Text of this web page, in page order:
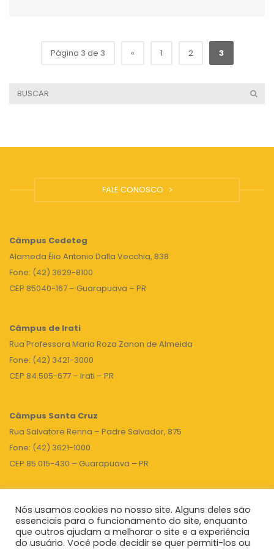
Página 3 de 3 « 1 2 3
FALE CONOSCO
Câmpus Cedeteg
Alameda Élio Antonio Dalla Vecchia, 838
Fone: (42) 3629-8100
CEP 85040-167 – Guarapuava – PR
Câmpus de Irati
Rua Professora Maria Roza Zanon de Almeida
Fone: (42) 3421-3000
CEP 84.505-677 – Irati – PR
Câmpus Santa Cruz
Rua Salvatore Renna – Padre Salvador, 875
Fone: (42) 3621-1000
CEP 85.015-430 – Guarapuava – PR
TOPO
Nós usamos cookies no nosso site. Alguns deles são
essenciais para o funcionamento do site, enquanto
que outros ajudam a melhorar o site e a experiência
do usuário. Você pode decidir se quer permiti-los ou